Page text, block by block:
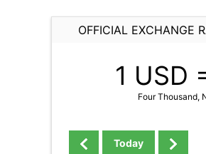
OFFICIAL EXCHANGE
1 USD
Four Thousand,
Today